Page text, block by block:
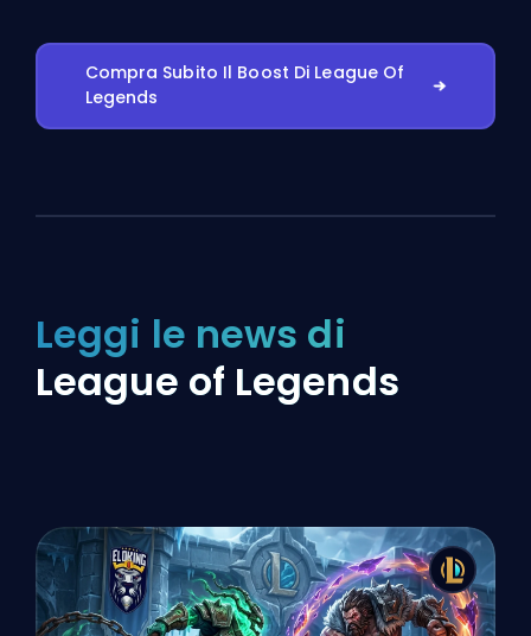
Compra Subito Il Boost Di League Of
Legends
Leggi le news di
League of Legends